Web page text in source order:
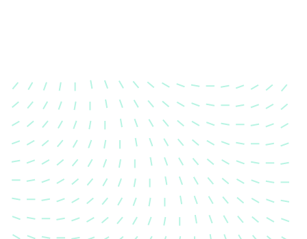
Karosserievermessung
Unsere exakte Karosserievermessung stellt sicher,
dass Ihre Fahrzeugkarosserie nach einem Unfall
wieder in ihren ursprünglichen Zustand gebracht
wird.